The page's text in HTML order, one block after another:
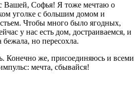
Вашей, Софья! Я тоже мечтаю о
уголке с большим домом и
Чтобы много было ягодных,
у нас есть дом, достраиваемся, и
бежала, но пересохла.
Конечно же, присоединяюсь и всеми
мечта, сбывайся!